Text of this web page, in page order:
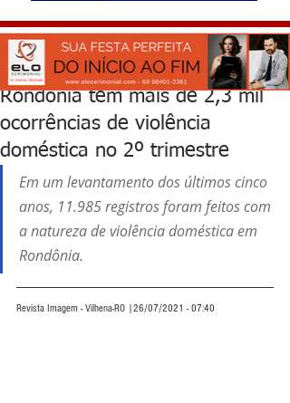
Rondônia tem mais de 2,3 mil
ocorrências de violência
doméstica no 2º trimestre
Em um levantamento dos últimos cinco
anos, 11.985 registros foram feitos com
a natureza de violência doméstica em
Rondônia.
Revista Imagem - Vilhena-RO |26/07/2021 - 07:40